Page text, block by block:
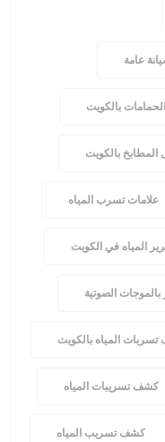
عامة
بالكويت
المطابخ بالكويت
علامات تسرب المياه
المياه في الكويت
الصوتية
المياه بالكويت
كشف تسريبات المياه
كشف تسريب المياه